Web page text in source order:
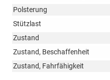
Polsterung
Stützlast
Zustand
Zustand, Beschaffenheit
Zustand, Fahrfähigkeit